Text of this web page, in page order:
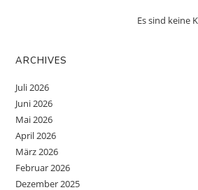
Es sind keine
ARCHIVES
Juli 2026
Juni 2026
Mai 2026
April 2026
März 2026
Februar 2026
Dezember 2025